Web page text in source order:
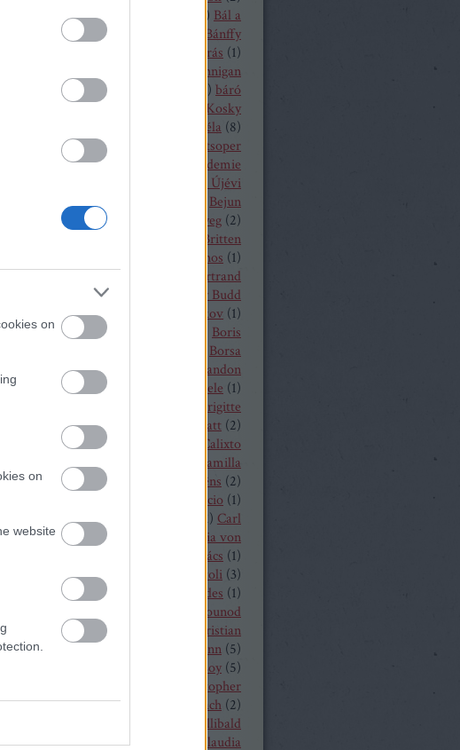
on
on
website
Balassa Sándor
) Bál a
Savoyban
Bánffy Katalin
Bánffy
Bánó András (1)
Barbara Hannigan
1 báró Orczy Bódog ) báró
Barrie Kosky
Bartók Béla (8)
Bartók Péter
(2
Bayerische Staatsoper
19)Bayerische Theaterakademie
Bécsi Újévi
Koncert(1)Bedrich Smetana
Bejun
Mehta
Békés András bélyeg (2)
Benjamin Britten
Berkes János (1)
Bertrand
beszámoló
Billy Budd
Birgit Nilsson Bogdan Volkov (1)
Bohémélet
( Borisz Godunov
Boris
Borsa
Miklós(1)
Brandon
Jovanovich
3) Bregenzer Festspiele (1)
Brigitte
Fassbaender
Brindley Sherratt (2)
Bubik Árpád
1)
Calixto
Cameron Shahbazi
Camilla
Nylund
) Camille Saint-Saëns (2)
Capriccio (1)
Cardillac(1 1) Carl
Heinrich Graun
Carl Maria von
Cár és ács (1)
Casa Verdi(3) Cecilia Bartoli (3)
Celeng Mária
Chabert ezredes (1)
Charles Gounod
Chrisopher Maltman
Christian
Christian Thielemann (5)
Christof Loy (5)
Christopher
Ventris(2)Christoph Eschenbach (2)
Christoph Willibald
Gluck(3)Claude Debussy
Claudia